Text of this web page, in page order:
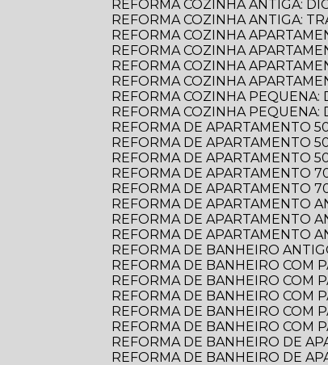
REFORMA COZINHA ANTIGA:
REFORMA COZINHA ANTIGA:
REFORMA COZINHA
REFORMA COZINHA
REFORMA COZINHA
REFORMA COZINHA
REFORMA COZINHA PEQUENA:
REFORMA COZINHA
REFORMA DE APARTAMENTO
REFORMA DE APARTAMENTO
REFORMA DE APARTAMENTO
REFORMA DE APARTAMENTO
REFORMA DE APARTAMENTO
REFORMA DE APARTAMENTO
REFORMA DE APARTAMENTO
REFORMA DE APARTAMENTO
REFORMA DE BANHEIRO
REFORMA DE BANHEIRO COM
REFORMA DE BANHEIRO COM
REFORMA DE BANHEIRO COM
REFORMA DE BANHEIRO COM
REFORMA DE BANHEIRO COM
REFORMA DE BANHEIRO DE
REFORMA DE BANHEIRO DE